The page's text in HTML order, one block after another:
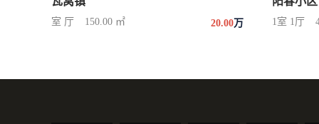
室 厅 150.00 ㎡ 20.00万 1室 1厅